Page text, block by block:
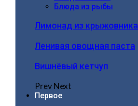
Блюда из рыбы
Лимонад из крыжовника
Ленивая овощная паста
Вишнёвый кетчуп
PrevNext
Первое